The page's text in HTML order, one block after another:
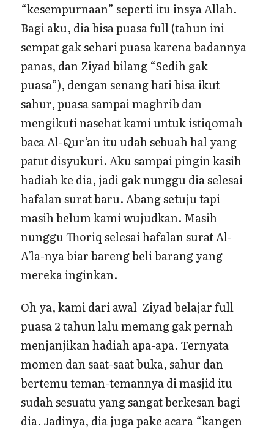
“kesempurnaan” seperti itu insya Allah.
Bagi aku, dia bisa puasa full (tahun ini
sempat gak sehari puasa karena badannya
panas, dan Ziyad bilang “Sedih gak
puasa”), dengan senang hati bisa ikut
sahur, puasa sampai maghrib dan
mengikuti nasehat kami untuk istiqomah
baca Al-Qur’an itu udah sebuah hal yang
patut disyukuri. Aku sampai pingin kasih
hadiah ke dia, jadi gak nunggu dia selesai
hafalan surat baru. Abang setuju tapi
masih belum kami wujudkan. Masih
nunggu Thoriq selesai hafalan surat Al-
A’la-nya biar bareng beli barang yang
mereka inginkan.
Oh ya, kami dari awal Ziyad belajar full
puasa 2 tahun lalu memang gak pernah
menjanjikan hadiah apa-apa. Ternyata
momen dan saat-saat buka, sahur dan
bertemu teman-temannya di masjid itu
sudah sesuatu yang sangat berkesan bagi
dia. Jadinya, dia juga pake acara “kangen